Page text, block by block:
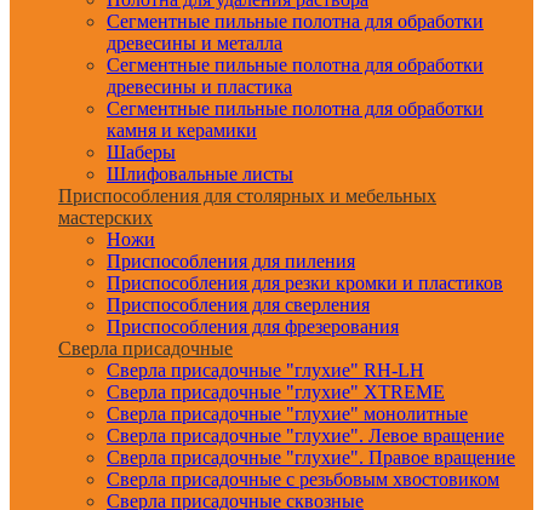
Сегментные пильные полотна для обработки
древесины и металла
Сегментные пильные полотна для обработки
древесины и пластика
Сегментные пильные полотна для обработки
камня и керамики
Шаберы
Шлифовальные листы
Приспособления для столярных и мебельных
мастерских
Ножи
Приспособления для пиления
Приспособления для резки кромки и пластиков
Приспособления для сверления
Приспособления для фрезерования
Сверла присадочные
Сверла присадочные "глухие" RH-LH
Сверла присадочные "глухие" XTREME
Сверла присадочные "глухие" монолитные
Сверла присадочные "глухие". Левое вращение
Сверла присадочные "глухие". Правое вращение
Сверла присадочные с резьбовым хвостовиком
Сверла присадочные сквозные